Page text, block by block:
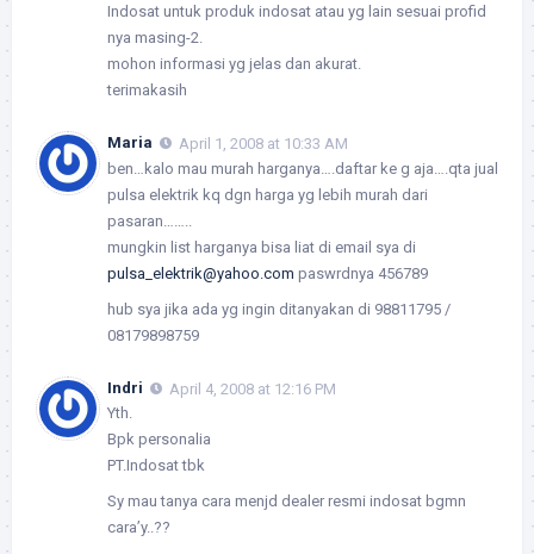
Indosat untuk produk indosat atau yg lain sesuai profid
nya masing-2.
mohon informasi yg jelas dan akurat.
terimakasih
Maria
April 1, 2008 at 10:33 AM
ben…kalo mau murah harganya….daftar ke g aja….qta jual
pulsa elektrik kq dgn harga yg lebih murah dari
pasaran……..
mungkin list harganya bisa liat di email sya di
pulsa_elektrik@yahoo.com paswrdnya 456789
hub sya jika ada yg ingin ditanyakan di 98811795 /
08179898759
Indri
April 4, 2008 at 12:16 PM
Yth.
Bpk personalia
PT.Indosat tbk
Sy mau tanya cara menjd dealer resmi indosat bgmn
cara’y..??